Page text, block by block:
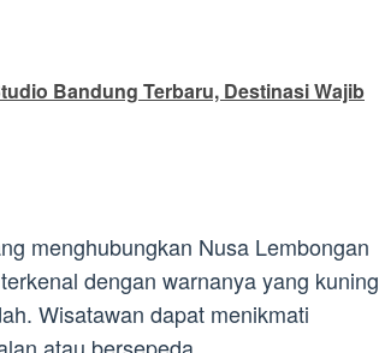
Bandung Terbaru, Destinasi Wajib
menghubungkan Nusa Lembongan
dengan warnanya yang kuning
Wisatawan dapat menikmati